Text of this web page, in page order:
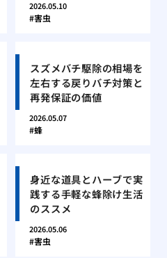
2026.05.10
害虫
スズメバチ駆除の相場を
左右する戻りバチ対策と
再発保証の価値
2026.05.07
蜂
身近な道具とハーブで実
践する手軽な蜂除け生活
のススメ
2026.05.06
害虫